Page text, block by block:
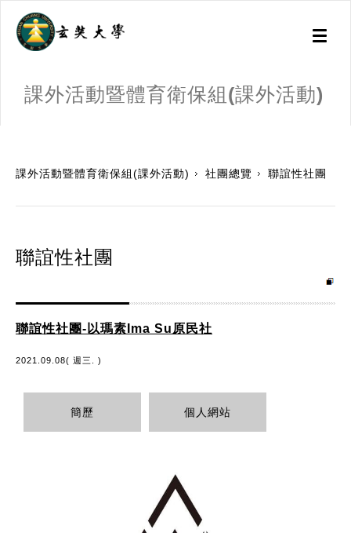
Toggle
課外活動暨體育衛保組(課外活動)
課外活動暨體育衛保組(課外活動) 社團總覽 聯誼性社團
聯誼性社團
聯誼性社團-以瑪素Ima Su原民社
2021.09.08( 週三. )
簡歷 個人網站